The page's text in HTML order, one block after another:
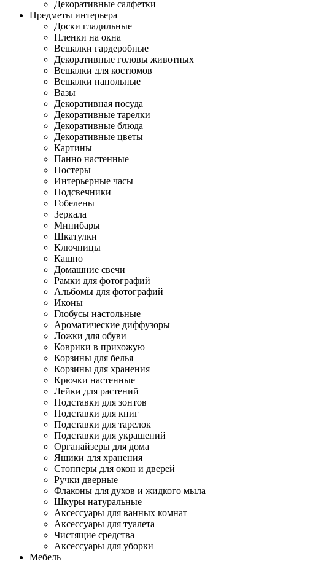
Декоративные салфетки
Предметы интерьера
Доски гладильные
Пленки на окна
Вешалки гардеробные
Декоративные головы животных
Вешалки для костюмов
Вешалки напольные
Вазы
Декоративная посуда
Декоративные тарелки
Декоративные блюда
Декоративные цветы
Картины
Панно настенные
Постеры
Интерьерные часы
Подсвечники
Гобелены
Зеркала
Минибары
Шкатулки
Ключницы
Кашпо
Домашние свечи
Рамки для фотографий
Альбомы для фотографий
Иконы
Глобусы настольные
Ароматические диффузоры
Ложки для обуви
Коврики в прихожую
Корзины для белья
Корзины для хранения
Крючки настенные
Лейки для растений
Подставки для зонтов
Подставки для книг
Подставки для тарелок
Подставки для украшений
Органайзеры для дома
Ящики для хранения
Стопперы для окон и дверей
Ручки дверные
Флаконы для духов и жидкого мыла
Шкуры натуральные
Аксессуары для ванных комнат
Аксессуары для туалета
Чистящие средства
Аксессуары для уборки
Мебель